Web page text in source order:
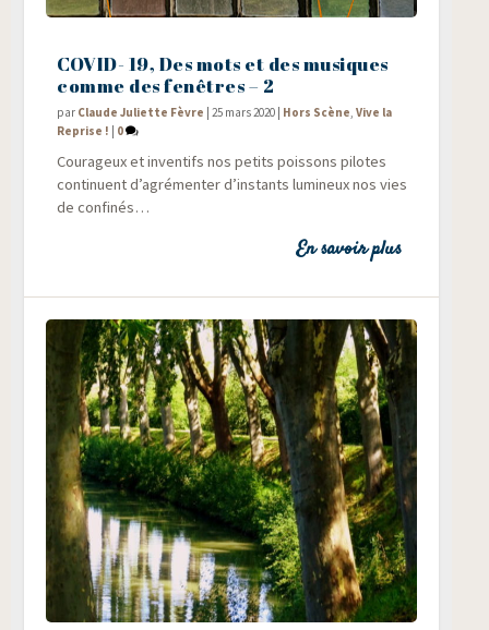
COVID- 19, Des mots et des musiques
comme des fenêtres – 2
par Claude Juliette Fèvre |25 mars 2020 Hors Scène,Vive la
Reprise !
0
Cou­ra­geux et inven­tifs nos petits pois­sons pilotes
conti­nuent d’agrémenter d’instants lumi­neux nos vies
de confinés…
En savoir plus